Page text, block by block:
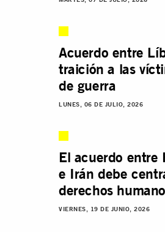
Acuerdo entre
traición a las
de guerra
LUNES, 06 DE JULIO, 2026
El acuerdo entre
e Irán debe
derechos
VIERNES, 19 DE JUNIO, 2026